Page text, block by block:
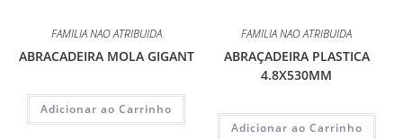
FAMILIA NAO ATRIBUIDA
ABRACADEIRA MOLA GIGANT
Adicionar ao Carrinho
FAMILIA NAO ATRIBUIDA
ABRAÇADEIRA PLASTICA
4.8X530MM
Adicionar ao Carrinho